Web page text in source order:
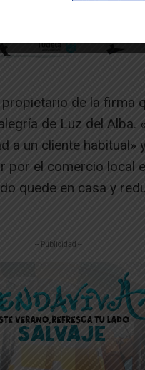
de la firma
de Luz del Alba.
a un cliente habitual»
por el comercio local
quede en casa y
-- Publicidad --